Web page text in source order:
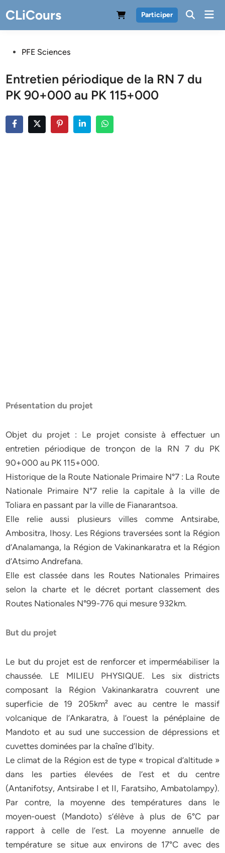
to
content
CLiCours Participer
PostedPFE Sciences
Entretien périodique de la RN 7 du
PK 90+000 au PK 115+000
Présentation du projet
Objet du projet : Le projet consiste à effectuer un
entretien périodique de tronçon de la RN 7 du PK
90+000 au PK 115+000.
Historique de la Route Nationale Primaire N°7 : La Route
Nationale Primaire N°7 relie la capitale à la ville de
Toliara en passant par la ville de Fianarantsoa.
Elle relie aussi plusieurs villes comme Antsirabe,
Ambositra, Ihosy. Les Régions traversées sont la Région
d’Analamanga, la Région de Vakinankaratra et la Région
d’Atsimo Andrefana.
Elle est classée dans les Routes Nationales Primaires
selon la charte et le décret portant classement des
Routes Nationales N°99-776 qui mesure 932km.
But du projet
Le but du projet est de renforcer et imperméabiliser la
chaussée. LE MILIEU PHYSIQUE. Les six districts
composant la Région Vakinankaratra couvrent une
superficie de 19 205km² avec au centre le massif
volcanique de l’Ankaratra, à l’ouest la pénéplaine de
Mandoto et au sud une succession de dépressions et
cuvettes dominées par la chaîne d’Ibity.
Le climat de la Région est de type « tropical d’altitude »
dans les parties élevées de l’est et du centre
(Antanifotsy, Antsirabe I et II, Faratsiho, Ambatolampy).
Par contre, la moyenne des températures dans le
moyen-ouest (Mandoto) s’élève à plus de 6°C par
rapport à celle de l’est. La moyenne annuelle de
température se situe aux environs de 17°C avec des